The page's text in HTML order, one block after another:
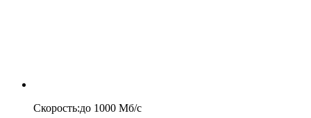
Скорость:до 1000 Мб/c